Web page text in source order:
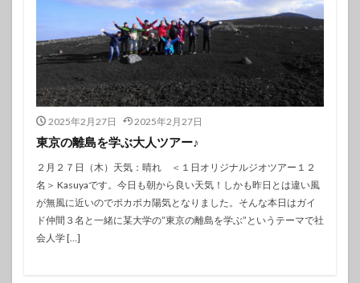
2025年2月27日 2025年2月27日
東京の離島を学ぶ大人ツアー♪
２月２７日（木）天気：晴れ ＜１日オリジナルジオツアー１２
名＞ Kasuyaです。今日も朝から良い天気！しかも昨日とは違い風
が無風に近いのでポカポカ陽気となりました。そんな本日はガイ
ド仲間３名と一緒に某大学の”東京の離島を学ぶ”というテーマで社
会人学 […]